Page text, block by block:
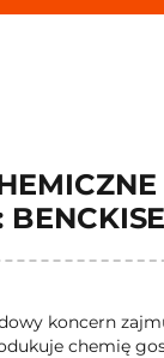
koncern
chemię